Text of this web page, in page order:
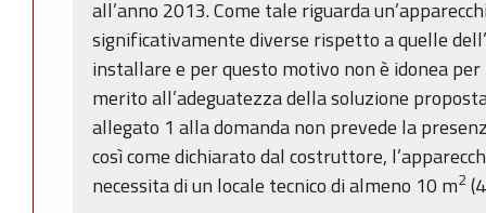
all’anno 2013. Come tale riguarda
significativamente diverse rispetto a quelle
installare e per questo motivo non è idonea
merito all’adeguatezza della soluzione
allegato 1 alla domanda non prevede la
così come dichiarato dal costruttore,
necessita di un locale tecnico di almeno 10 m2